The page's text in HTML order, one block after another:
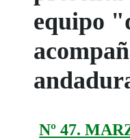
equipo
Nº 47.